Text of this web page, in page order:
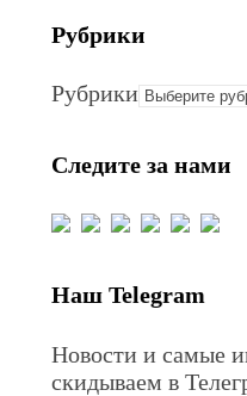
Рубрики
Рубрики
Следите за нами
Наш Telegram
Новости и самые
скидываем в